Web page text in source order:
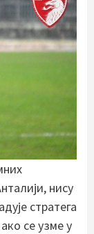
нису
стратега
се узме у